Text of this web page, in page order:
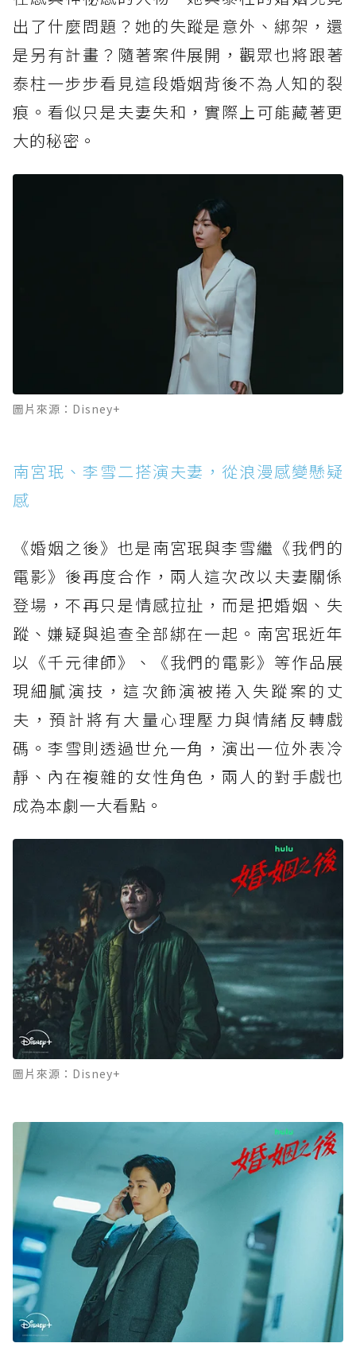
出了什麼問題？她的失蹤是意外、綁架，還
是另有計畫？隨著案件展開，觀眾也將跟著
泰柱一步步看見這段婚姻背後不為人知的裂
痕。看似只是夫妻失和，實際上可能藏著更
大的秘密。
圖片來源：Disney+
南宮珉、李雪二搭演夫妻，從浪漫感變懸疑
感
《婚姻之後》也是南宮珉與李雪繼《我們的
電影》後再度合作，兩人這次改以夫妻關係
登場，不再只是情感拉扯，而是把婚姻、失
蹤、嫌疑與追查全部綁在一起。南宮珉近年
以《千元律師》、《我們的電影》等作品展
現細膩演技，這次飾演被捲入失蹤案的丈
夫，預計將有大量心理壓力與情緒反轉戲
碼。李雪則透過世允一角，演出一位外表冷
靜、內在複雜的女性角色，兩人的對手戲也
成為本劇一大看點。
圖片來源：Disney+